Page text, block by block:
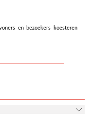
en bezoekers koesteren